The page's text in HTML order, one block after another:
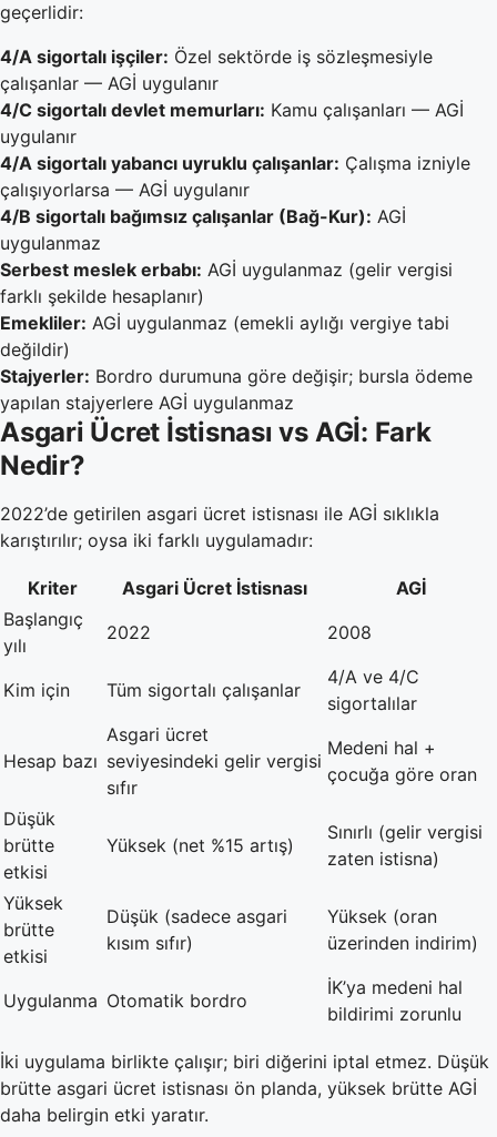
geçerlidir:
4/A sigortalı işçiler: Özel sektörde iş sözleşmesiyle
çalışanlar — AGİ uygulanır
4/C sigortalı devlet memurları: Kamu çalışanları — AGİ
uygulanır
4/A sigortalı yabancı uyruklu çalışanlar: Çalışma izniyle
çalışıyorlarsa — AGİ uygulanır
4/B sigortalı bağımsız çalışanlar (Bağ-Kur): AGİ
uygulanmaz
Serbest meslek erbabı: AGİ uygulanmaz (gelir vergisi
farklı şekilde hesaplanır)
Emekliler: AGİ uygulanmaz (emekli aylığı vergiye tabi
değildir)
Stajyerler: Bordro durumuna göre değişir; bursla ödeme
yapılan stajyerlere AGİ uygulanmaz
Asgari Ücret İstisnası vs AGİ: Fark
Nedir?
2022’de getirilen asgari ücret istisnası ile AGİ sıklıkla
karıştırılır; oysa iki farklı uygulamadır:
Kriter Asgari Ücret İstisnası
AGİ
Başlangıç
yılı
2022 2008
Kim için Tüm sigortalı çalışanlar
4/A ve 4/C
sigortalılar
Hesap bazı
Asgari ücret
seviyesindeki gelir vergisi
sıfır
Medeni hal +
çocuğa göre oran
Düşük
brütte
etkisi
Yüksek (net %15 artış)
Sınırlı (gelir vergisi
zaten istisna)
Yüksek
brütte
etkisi
Düşük (sadece asgari
kısım sıfır)
Yüksek (oran
üzerinden indirim)
Uygulanma Otomatik bordro
İK’ya medeni hal
bildirimi zorunlu
İki uygulama birlikte çalışır; biri diğerini iptal etmez. Düşük
brütte asgari ücret istisnası ön planda, yüksek brütte AGİ
daha belirgin etki yaratır.